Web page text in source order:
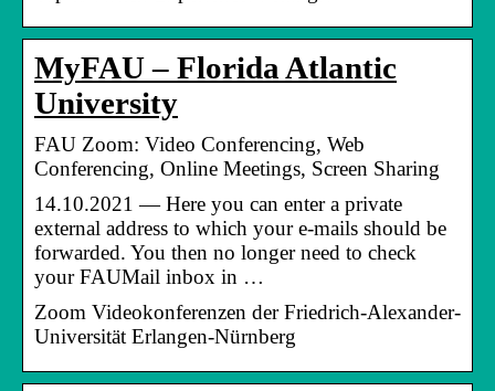
MyFAU – Florida Atlantic
University
FAU Zoom: Video Conferencing, Web
Conferencing, Online Meetings, Screen Sharing
14.10.2021 — Here you can enter a private
external address to which your e-mails should be
forwarded. You then no longer need to check
your FAUMail inbox in …
Zoom Videokonferenzen der Friedrich-Alexander-
Universität Erlangen-Nürnberg